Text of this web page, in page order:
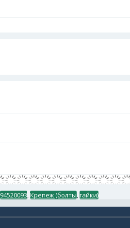
94520093,Крепеж (болты,гайки)